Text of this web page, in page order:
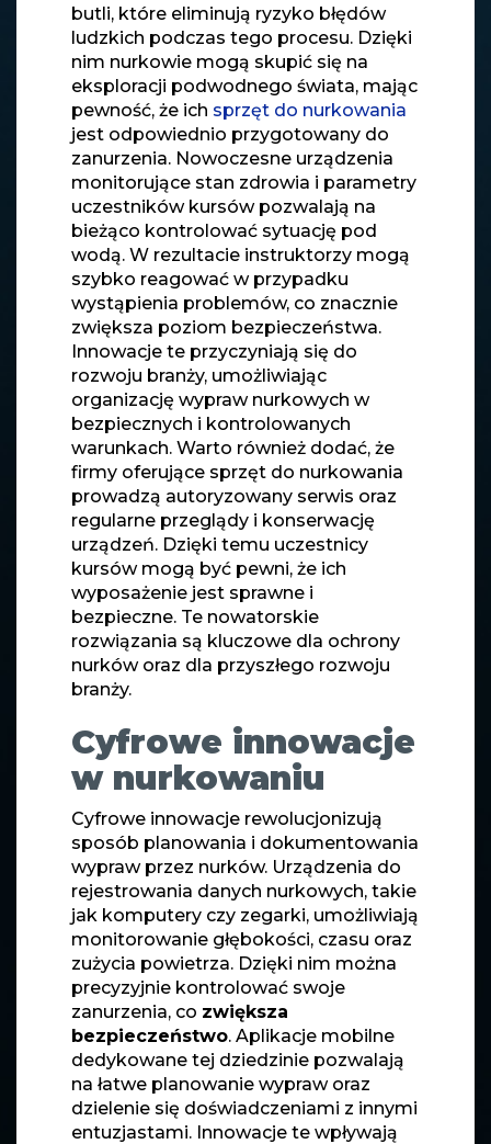
butli, które eliminują ryzyko błędów
ludzkich podczas tego procesu. Dzięki
nim nurkowie mogą skupić się na
eksploracji podwodnego świata, mając
pewność, że ich sprzęt do nurkowania
jest odpowiednio przygotowany do
zanurzenia. Nowoczesne urządzenia
monitorujące stan zdrowia i parametry
uczestników kursów pozwalają na
bieżąco kontrolować sytuację pod
wodą. W rezultacie instruktorzy mogą
szybko reagować w przypadku
wystąpienia problemów, co znacznie
zwiększa poziom bezpieczeństwa.
Innowacje te przyczyniają się do
rozwoju branży, umożliwiając
organizację wypraw nurkowych w
bezpiecznych i kontrolowanych
warunkach. Warto również dodać, że
firmy oferujące sprzęt do nurkowania
prowadzą autoryzowany serwis oraz
regularne przeglądy i konserwację
urządzeń. Dzięki temu uczestnicy
kursów mogą być pewni, że ich
wyposażenie jest sprawne i
bezpieczne. Te nowatorskie
rozwiązania są kluczowe dla ochrony
nurków oraz dla przyszłego rozwoju
branży.
Cyfrowe innowacje
w nurkowaniu
Cyfrowe innowacje rewolucjonizują
sposób planowania i dokumentowania
wypraw przez nurków. Urządzenia do
rejestrowania danych nurkowych, takie
jak komputery czy zegarki, umożliwiają
monitorowanie głębokości, czasu oraz
zużycia powietrza. Dzięki nim można
precyzyjnie kontrolować swoje
zanurzenia, co zwiększa
bezpieczeństwo. Aplikacje mobilne
dedykowane tej dziedzinie pozwalają
na łatwe planowanie wypraw oraz
dzielenie się doświadczeniami z innymi
entuzjastami. Innowacje te wpływają